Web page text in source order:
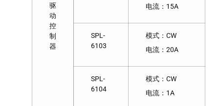
驱
动
控
制
器
电流：15A
SPL-
6103
模式：CW
电流：20A
SPL-
6104
模式：CW
电流：1A